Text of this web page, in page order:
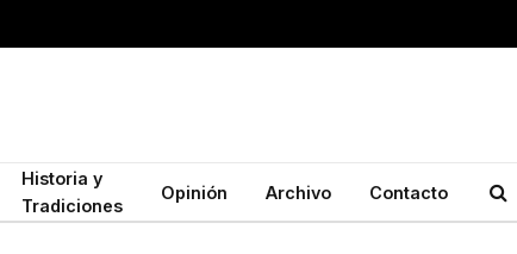
Historia y
Tradiciones
Opinión Archivo Contacto